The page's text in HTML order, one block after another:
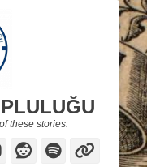
these stories.
Instagram
Reddit
Spotify
Link